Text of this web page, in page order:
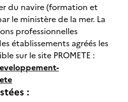
du navire (formation et
le ministère de la mer. La
professionnelles
établissements agréés les
sur le site PROMETE :
: